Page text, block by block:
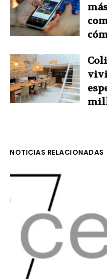
NOTICIAS RELACIONADAS